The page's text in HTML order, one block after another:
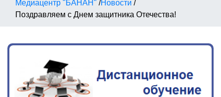
Медиацентр "БАНАН" /Новости /
Поздравляем с Днем защитника Отечества!